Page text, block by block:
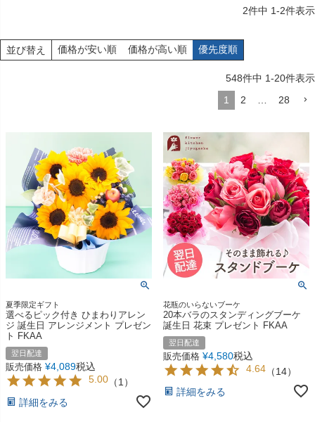
2件中 1-2件表示
並び替え 価格が安い順 価格が高い順 優先度順
548件中 1-20件表示
1
2 28
夏季限定ギフト
選べるピック付き ひまわりアレン
ジ 誕生日 アレンジメント プレゼン
ト FKAA
翌日配達
販売価格 ¥4,089税込
5.00 （1）
詳細をみる
花瓶のいらないブーケ
20本バラのスタンディングブーケ
誕生日 花束 プレゼント FKAA
翌日配達
販売価格 ¥4,580税込
4.64 （14）
詳細をみる